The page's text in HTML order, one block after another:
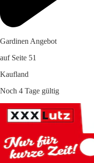
Gardinen Angebot
auf Seite 51
Kaufland
Noch 4 Tage gültig